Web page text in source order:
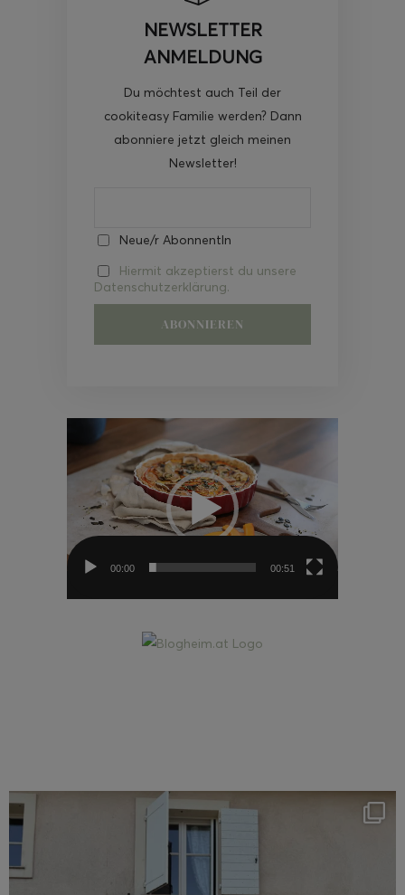
NEWSLETTER
ANMELDUNG
Du möchtest auch Teil der
cookiteasy Familie werden? Dann
abonniere jetzt gleich meinen
Newsletter!
Neue/r AbonnentIn
Hiermit akzeptierst du unsere
Datenschutzerklärung.
Video-
00:00 00:51